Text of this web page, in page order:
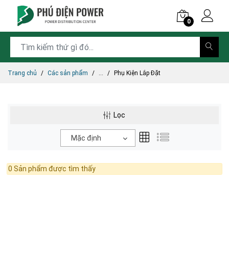
0
Trang chủ Các sản phẩm ... Phụ Kiện Lắp Đặt
Lọc
Mặc định
0 Sản phẩm được tìm thấy